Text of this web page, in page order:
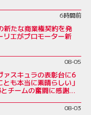
6時間前
新たな商業権契約を発
リエがプロモーター新
08-05
ァスキュラの表彰台に6
も本当に素晴らしい」
チームの奮闘に感謝を
08-03